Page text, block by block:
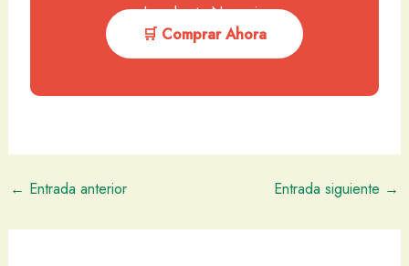
Impulsa tu Negocio
🛒 Comprar Ahora
← Entrada anterior Entrada siguiente →